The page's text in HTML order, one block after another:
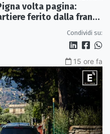
volta pagina:
ferito dalla frana
Condividi su:
15 ore fa